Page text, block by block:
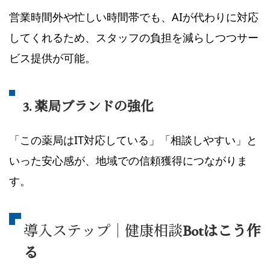
営業時間外や忙しい時間帯でも、AIが代わりに対応
してくれるため、スタッフの負担を減らしつつサー
ビス提供が可能。
3. 薬局ブランドの強化
「この薬局はIT対応している」「相談しやすい」と
いった安心感が、地域での信頼獲得につながりま
す。
導入ステップ｜健康相談Botはこう作
る